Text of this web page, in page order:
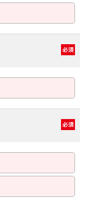
必須
必須